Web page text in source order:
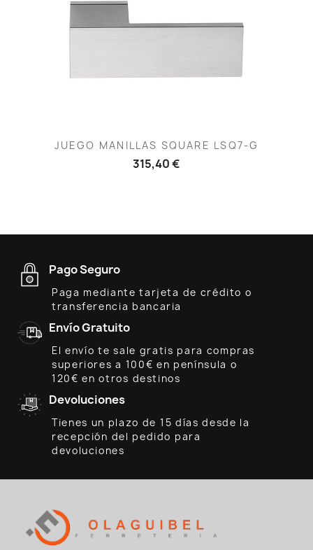
JUEGO MANILLAS SQUARE LSQ7-G
315,40 €
Pago Seguro
Paga mediante tarjeta de crédito o
transferencia bancaria
Envío Gratuito
El envío te sale gratis para compras
superiores a 100€ en península o
120€ en otros destinos
Devoluciones
Tienes un plazo de 15 días desde la
recepción del pedido para
devoluciones